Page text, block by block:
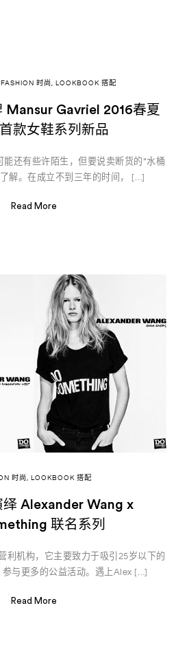
FASHION 时尚 LOOKBOOK 搭配
Mansur Gavriel 2016春夏
款女鞋系列新品
能还有些许陌生，但要说卖断货的“水桶
解。在成立不到三年的时间， […]
Read More
时尚 LOOKBOOK 搭配
绎 Alexander Wang x
联名系列
利机构，它主要致力于吸引25岁以下的
参与更多的公益活动。遇上Alex […]
Read More